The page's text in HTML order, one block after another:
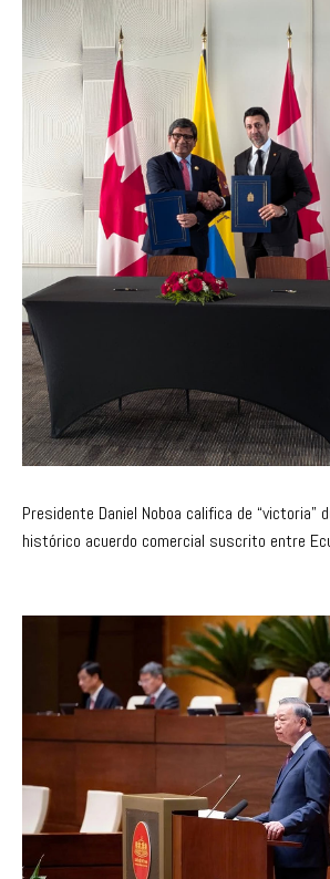
Presidente Daniel Noboa califica de “victoria”
histórico acuerdo comercial suscrito entre